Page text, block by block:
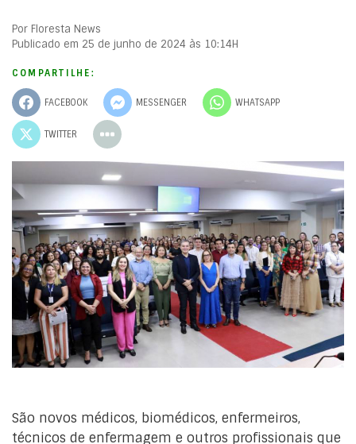
Por Floresta News
Publicado em 25 de junho de 2024 às 10:14H
COMPARTILHE:
FACEBOOK MESSENGER WHATSAPP
TWITTER
São novos médicos, biomédicos, enfermeiros,
técnicos de enfermagem e outros profissionais que